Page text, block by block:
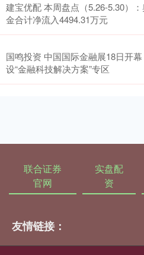
建宝优配 本周盘点（5.26-5.30）
金合计净流入4494.31万元
国鸣投资 中国国际金融展18日开
设“金融科技解决方案”专区
联合证券
官网
实盘配
资
友情链接：